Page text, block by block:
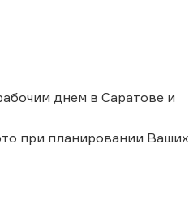
днем в Саратове и
при планировании Ваших